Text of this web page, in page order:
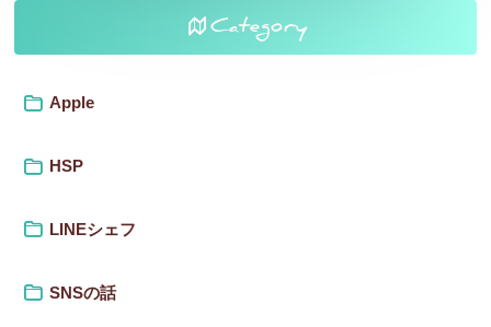
Category
Apple
HSP
LINEシェフ
SNSの話